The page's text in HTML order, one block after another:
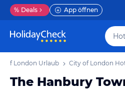
% Deals App öffnen
of London Urlaub City of London
The Hanbury